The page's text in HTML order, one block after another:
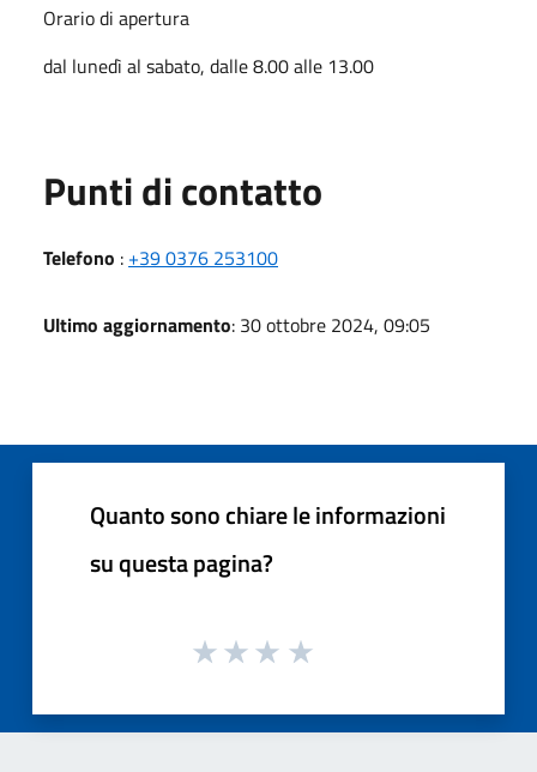
Orario di apertura
dal lunedì al sabato, dalle 8.00 alle 13.00
Punti di contatto
Telefono : +39 0376 253100
Ultimo aggiornamento: 30 ottobre 2024, 09:05
Quanto sono chiare le informazioni
su questa pagina?